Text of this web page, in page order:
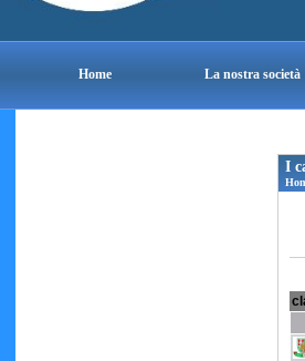
Home La nostra società
I